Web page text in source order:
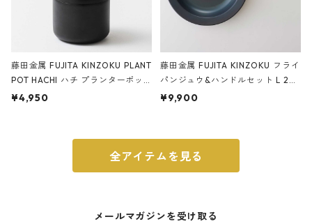
藤田金属 FUJITA KINZOKU PLANT
POT HACHI ハチ プランターポッ
ト 3号 ブラック
¥4,950
藤田金属 FUJITA KINZOKU フライ
パンジュウ&ハンドルセット L 24c
m ガス火・IH対応 鉄フライパン
¥9,900
全アイテムを見る
メールマガジンを受け取る